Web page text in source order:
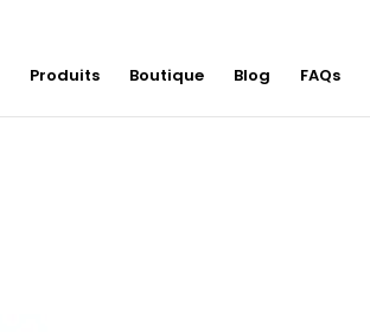
Produits Boutique Blog FAQs